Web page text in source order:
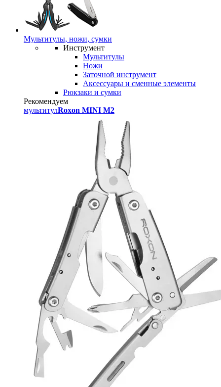
Мультитулы, ножи, сумки
Инструмент
Мультитулы
Ножи
Заточной инструмент
Аксессуары и сменные элементы
Рюкзаки и сумки
Рекомендуем
мультитулRoxon MINI M2